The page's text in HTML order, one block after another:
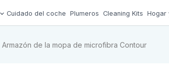
Cuidado del coche Plumeros Cleaning Kits Hogar
Armazón de la mopa de microfibra Contour